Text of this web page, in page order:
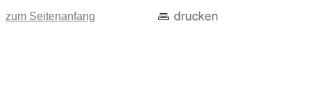
zum Seitenanfang